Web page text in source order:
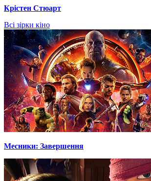
Крістен Стюарт
Всі зірки кіно
Месники: Завершення